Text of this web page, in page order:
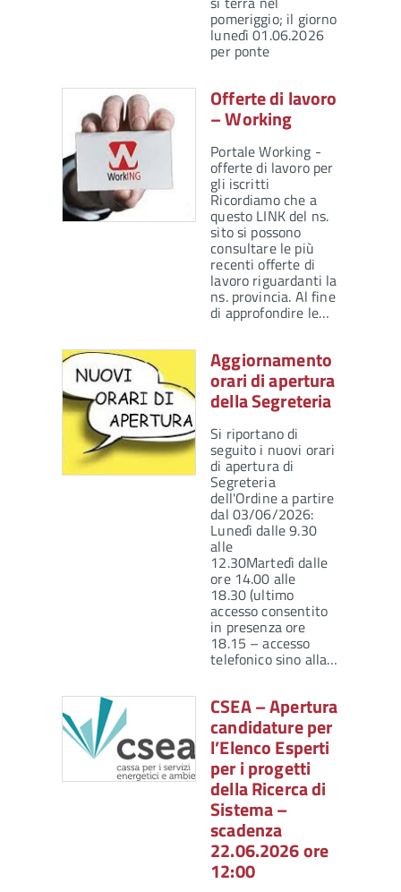
pomeriggio; il giorno
lunedì 01.06.2026
per ponte
Offerte di lavoro
– Working
Portale Working -
offerte di lavoro per
gli iscritti
Ricordiamo che a
questo LINK del ns.
sito si possono
consultare le più
recenti offerte di
lavoro riguardanti la
ns. provincia. Al fine
di approfondire le…
Aggiornamento
orari di apertura
della Segreteria
Si riportano di
seguito i nuovi orari
di apertura di
Segreteria
dell'Ordine a partire
dal 03/06/2026:
Lunedì dalle 9.30
alle
12.30Martedì dalle
ore 14.00 alle
18.30 (ultimo
accesso consentito
in presenza ore
18.15 – accesso
telefonico sino alla…
CSEA – Apertura
candidature per
l’Elenco Esperti
per i progetti
della Ricerca di
Sistema –
scadenza
22.06.2026 ore
12:00